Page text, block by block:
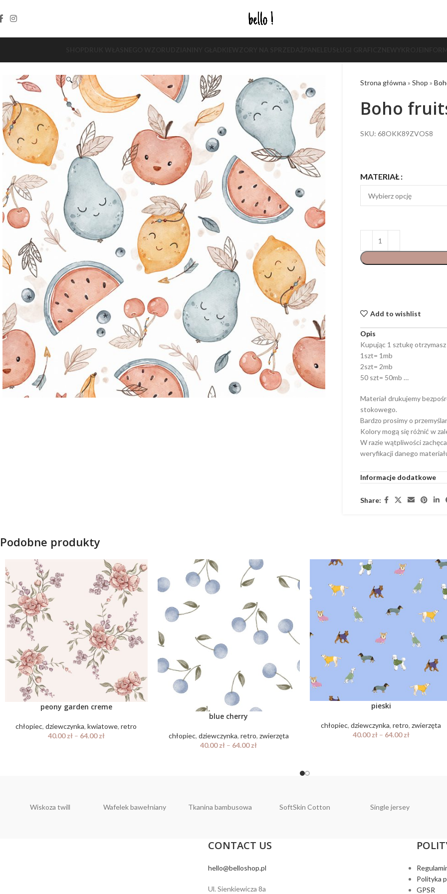
🔍 Strona główna » Shop »
Boho
SKU: 68OKK89ZVOS8
MATERIAŁ
Add to wishlist
Opis
Kupując 1 sztukę otrzymasz
1szt= 1mb
2szt= 2mb
50 szt= 50mb …
Materiał drukujemy
stokowego.
Bardzo prosimy o
Kolory mogą się różnić w
W razie wątpliwości
weryfikacji danego
Informacje dodatkowe
Share:
Podobne produkty
peony garden creme
chłopiec,dziewczynka,kwiatowe,retro
40.00zł– 64.00zł
blue cherry
chłopiec, dziewczynka, retro, zwierzęta
40.00zł – 64.00zł
pieski
chłopiec,dziewczynka,retro,zwierzęta
40.00zł– 64.00zł
Wiskoza twill Wafelek bawełniany Tkanina bambusowa SoftSkin Cotton Single jersey
CONTACT US
hello@belloshop.pl
Ul. Sienkiewicza 8a
Polityka
GPSR